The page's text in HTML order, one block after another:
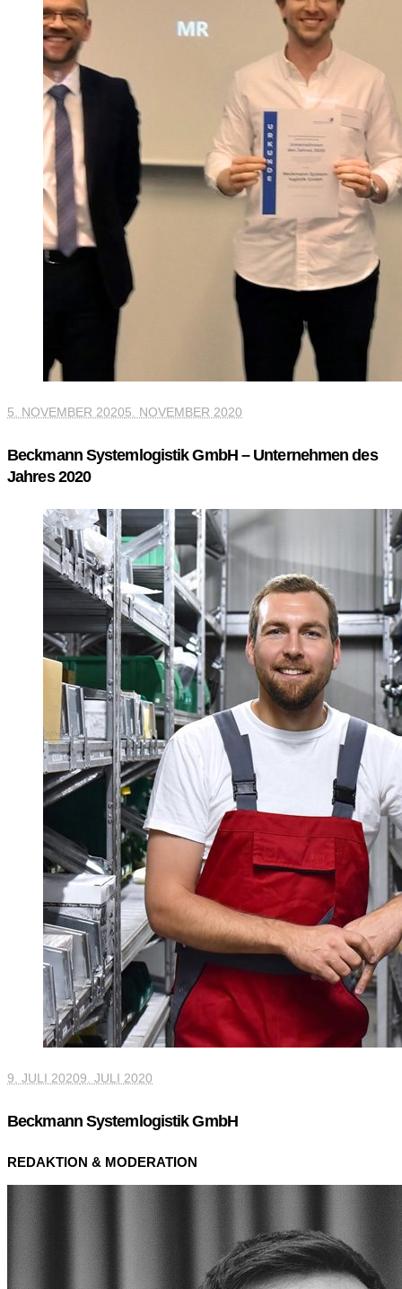
5. NOVEMBER 20205. NOVEMBER 2020
Beckmann Systemlogistik GmbH – Unternehmen des
Jahres 2020
9. JULI 20209. JULI 2020
Beckmann Systemlogistik GmbH
REDAKTION & MODERATION